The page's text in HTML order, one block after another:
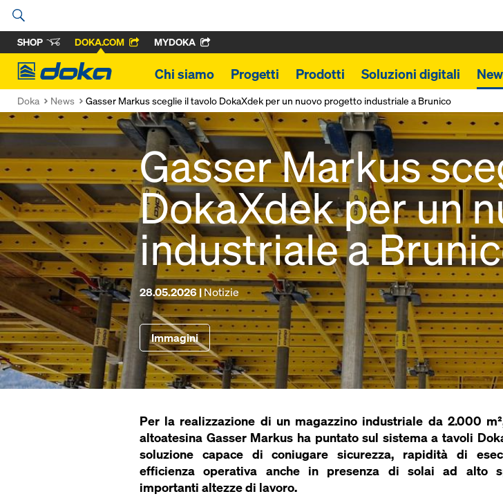
SHOP DOKA.COM MYDOKA
Doka
Chi siamo Progetti Prodotti Soluzioni digitali
Doka News Gasser Markus sceglie il tavolo DokaXdek per un nuovo progetto industriale a Brunico
Gasser Markus
DokaXdek per un
industriale a
28.05.2026 |Notizie
Immagini
Per la realizzazione di un magazzino industriale da 2.000
altoatesina Gasser Markus ha puntato sul sistema a tavoli
soluzione capace di coniugare sicurezza, rapidità di
efficienza operativa anche in presenza di solai ad alto
importanti altezze di lavoro.